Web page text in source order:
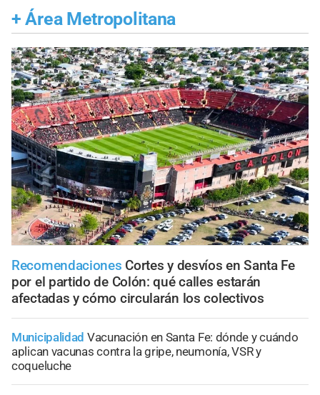
+ Área Metropolitana
Recomendaciones Cortes y desvíos en Santa Fe
por el partido de Colón: qué calles estarán
afectadas y cómo circularán los colectivos
Municipalidad Vacunación en Santa Fe: dónde y cuándo
aplican vacunas contra la gripe, neumonía, VSR y
coqueluche